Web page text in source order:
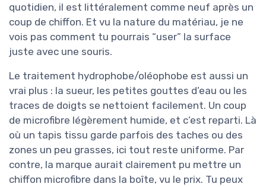
quotidien, il est littéralement comme neuf après un
coup de chiffon. Et vu la nature du matériau, je ne
vois pas comment tu pourrais “user” la surface
juste avec une souris.
Le traitement hydrophobe/oléophobe est aussi un
vrai plus : la sueur, les petites gouttes d’eau ou les
traces de doigts se nettoient facilement. Un coup
de microfibre légèrement humide, et c’est reparti. Là
où un tapis tissu garde parfois des taches ou des
zones un peu grasses, ici tout reste uniforme. Par
contre, la marque aurait clairement pu mettre un
chiffon microfibre dans la boîte, vu le prix. Tu peux